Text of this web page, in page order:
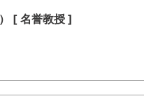
[ 名誉教授 ]